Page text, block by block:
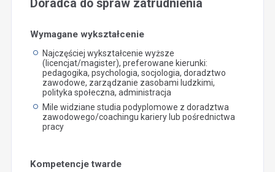
Doradca do spraw zatrudnienia
Wymagane wykształcenie
Najczęściej wykształcenie wyższe
(licencjat/magister), preferowane kierunki:
pedagogika, psychologia, socjologia, doradztwo
zawodowe, zarządzanie zasobami ludzkimi,
polityka społeczna, administracja
Mile widziane studia podyplomowe z doradztwa
zawodowego/coachingu kariery lub pośrednictwa
pracy
Kompetencje twarde